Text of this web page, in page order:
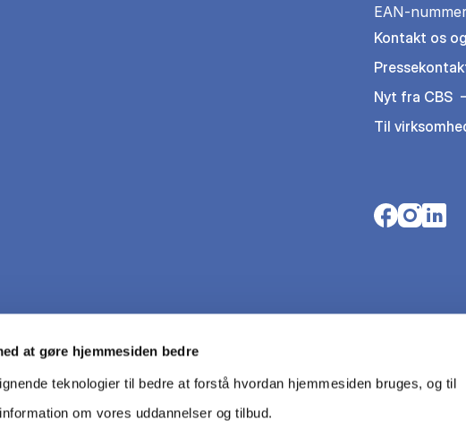
at gøre hjemmesiden bedre
teknologier til bedre at forstå hvordan hjemmesiden bruges, og til
om vores uddannelser og tilbud.
EAN-
Kontakt os
Nyt fra CBS
Til
Opens in a
Opens in